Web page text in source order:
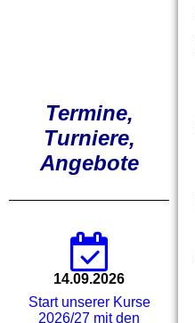
Termine,
Turniere,
Angebote
14.09.2026
Start unserer Kurse
2026/27 mit den